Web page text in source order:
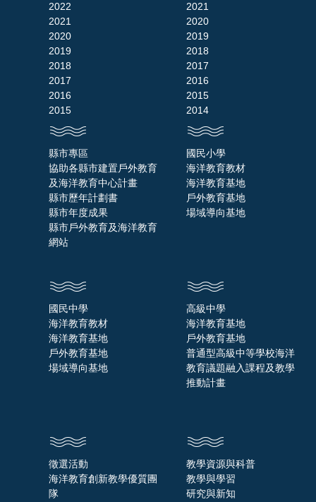
2022
2021
2020
2019
2018
2017
2016
2015
2021
2020
2019
2018
2017
2016
2015
2014
縣市專區
協助各縣市建置戶外教育
及海洋教育中心計畫
縣市歷年計劃書
縣市年度成果
縣市戶外教育及海洋教育
網站
國民小學
海洋教育教材
海洋教育基地
戶外教育基地
場域導向基地
國民中學
海洋教育教材
海洋教育基地
戶外教育基地
場域導向基地
高級中學
海洋教育基地
戶外教育基地
普通型高級中等學校海洋
教育議題融入課程及教學
推動計畫
徵選活動
海洋教育創新教學優質團
隊
教學資源與科普
教學與學習
研究與新知